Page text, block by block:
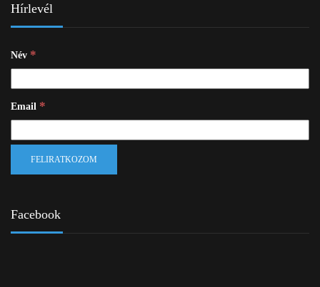
Hírlevél
Név *
Email *
Facebook